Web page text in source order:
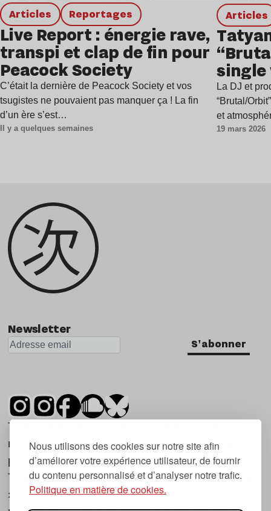
Nous utilisons des cookies sur notre site afin
d’améliorer votre expérience utilisateur, de fournir
du contenu personnalisé et d’analyser notre trafic.
Politique en matière de cookies.
Articles Reportages
Live Report : énergie rave,
transpi et clap de fin pour
Peacock Society
C’était la dernière de Peacock Society et vos
tsugistes ne pouvaient pas manquer ça ! La fin
d’un ère s’est…
Il y a quelques semaines
Articles
single
music
La DJ et
“Brutal/
et
19 mars 2026
Newsletter
S'abonner
Tsugi est un mensuel indépendant sur la
musique et les nouvelles tendances, dont la
première parution date de 2007.
Tsugi en japonais signifie « prochain », « suivant
», ce qui correspond à la thématique du